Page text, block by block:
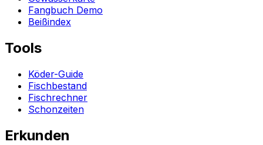
Fangbuch Demo
Beißindex
Tools
Köder-Guide
Fischbestand
Fischrechner
Schonzeiten
Erkunden